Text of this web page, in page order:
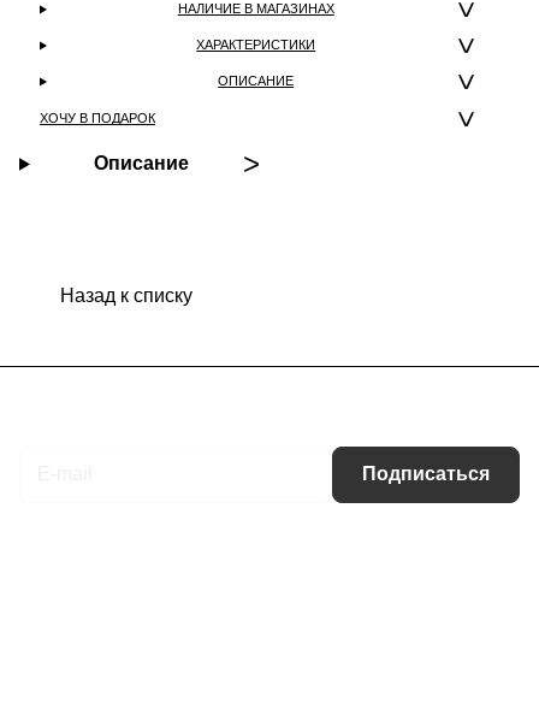
НАЛИЧИЕ В МАГАЗИНАХ
ХАРАКТЕРИСТИКИ
ОПИСАНИЕ
ХОЧУ В ПОДАРОК
Описание
Назад к списку
Подписаться